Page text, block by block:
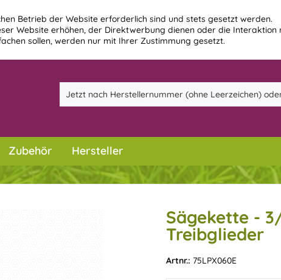
Betrieb der Website erforderlich sind und stets gesetzt werden.
Website erhöhen, der Direktwerbung dienen oder die Interaktion
sollen, werden nur mit Ihrer Zustimmung gesetzt.
Zubehör Hersteller
Sägekette -
Treibglieder
Artnr.: 75LPX060E